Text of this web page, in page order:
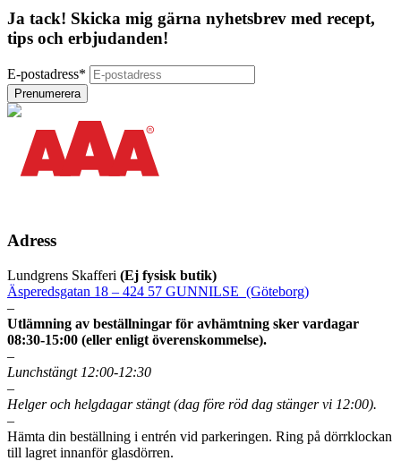
Ja tack! Skicka mig gärna nyhetsbrev med recept,
tips och erbjudanden!
E-postadress*
Adress
Lundgrens Skafferi (Ej fysisk butik)
Äsperedsgatan 18 – 424 57 GUNNILSE (Göteborg)
–
Utlämning av beställningar för avhämtning sker vardagar
08:30-15:00 (eller enligt överenskommelse).
–
Lunchstängt 12:00-12:30
–
Helger och helgdagar stängt (dag före röd dag stänger vi 12:00).
–
Hämta din beställning i entrén vid parkeringen. Ring på dörrklockan
till lagret innanför glasdörren.